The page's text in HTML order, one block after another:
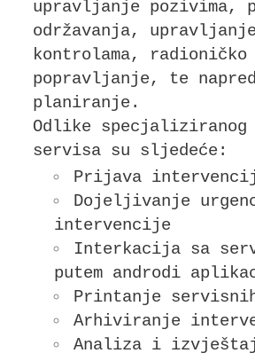
upravljanje pozivima,
održavanja,
kontrolama, radioničko
popravljanje, te
planiranje.
Odlike specjaliziranog
servisa su sljedeće:
Prijava
Dojeljivanje
intervencije
Interkacija sa
putem androdi
Printanje
Arhiviranje
Analiza i